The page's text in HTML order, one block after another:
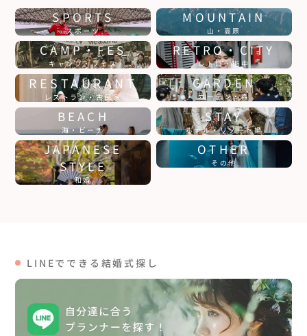
SPORTS
スポーツ
MOUNTAIN
山・高原
CAMP・FES
キャンプ・フェス
RETRO・CITY
レトロ・街中
RESTAURANT
レストラン・古民家
GARDEN
ガーデン・森
BEACH
海・ビーチ
STAY
ホテル・リゾート婚
JAPANESE
STYLE
和婚
OTHER
その他
LINEでできる結婚式探し